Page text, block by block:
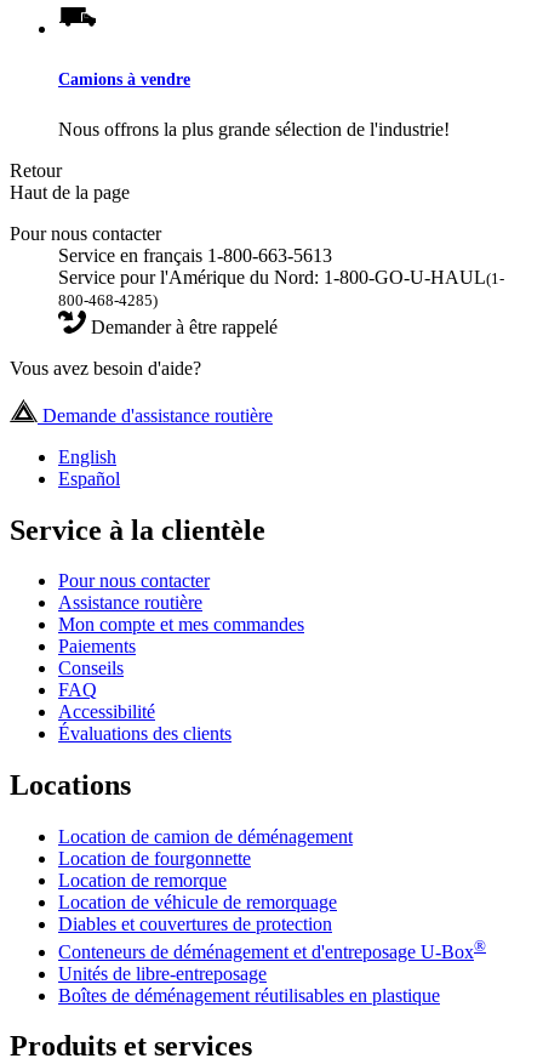
Camions à vendre
Nous offrons la plus grande sélection de l'industrie!
Retour
Haut de la page
Pour nous contacter
Service en français 1-800-663-5613
Service pour l'Amérique du Nord: 1-800-GO-U-HAUL(1-
800-468-4285)
Demander à être rappelé
Vous avez besoin d'aide?
Demande d'assistance routière
English
Español
Service à la clientèle
Pour nous contacter
Assistance routière
Mon compte et mes commandes
Paiements
Conseils
FAQ
Accessibilité
Évaluations des clients
Locations
Location de camion de déménagement
Location de fourgonnette
Location de remorque
Location de véhicule de remorquage
Diables et couvertures de protection
Conteneurs de déménagement et d'entreposage U-Box®
Unités de libre-entreposage
Boîtes de déménagement réutilisables en plastique
Produits et services